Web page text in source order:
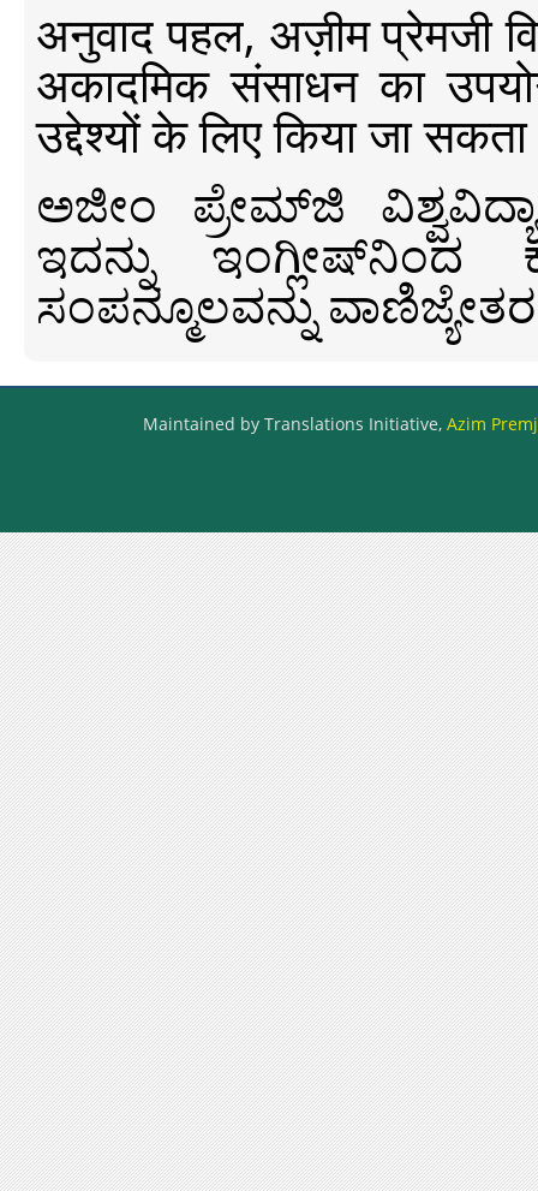
अनुवाद पहल, अज़ीम प्रेमजी
अकादमिक संसाधन का
उद्देश्यों के लिए किया जा
ಅಜೀಂ ಪ್ರೇಮ್‍ಜಿ
ಇದನ್ನು ಇಂಗ್ಲೀಷ್‍ನಿಂದ
ಸಂಪನ್ಮೂಲವನ್ನು
Maintained by Translations Initiative, Azim